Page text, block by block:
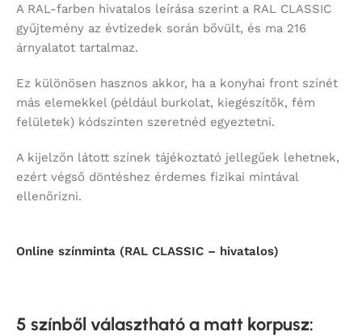
A RAL-farben hivatalos leírása szerint a RAL CLASSIC
gyűjtemény az évtizedek során bővült, és ma 216
árnyalatot tartalmaz.
Ez különösen hasznos akkor, ha a konyhai front színét
más elemekkel (például burkolat, kiegészítők, fém
felületek) kódszinten szeretnéd egyeztetni.
A kijelzőn látott színek tájékoztató jellegűek lehetnek,
ezért végső döntéshez érdemes fizikai mintával
ellenőrizni.
Online színminta (RAL CLASSIC – hivatalos)
5 színből választható a matt korpusz: